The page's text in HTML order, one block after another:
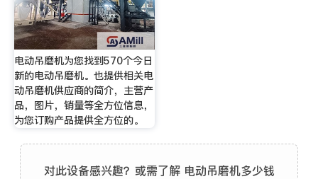
电动吊磨机为您找到570个今日
新的电动吊磨机。也提供相关电
动吊磨机供应商的简介，主营产
品，图片，销量等全方位信息，
为您订购产品提供全方位的。
对此设备感兴趣？或需了解 电动吊磨机多少钱